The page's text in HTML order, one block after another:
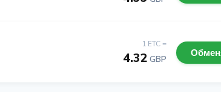
1 ETC =
4.32 GBP